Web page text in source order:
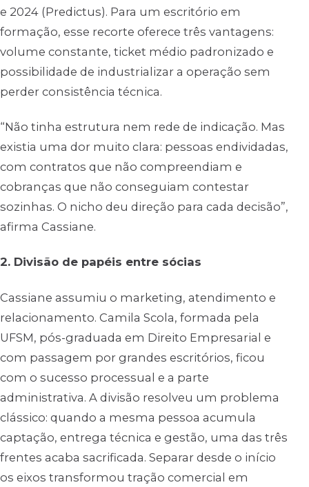
e 2024 (Predictus). Para um escritório em
formação, esse recorte oferece três vantagens:
volume constante, ticket médio padronizado e
possibilidade de industrializar a operação sem
perder consistência técnica.
“Não tinha estrutura nem rede de indicação. Mas
existia uma dor muito clara: pessoas endividadas,
com contratos que não compreendiam e
cobranças que não conseguiam contestar
sozinhas. O nicho deu direção para cada decisão”,
afirma Cassiane.
2. Divisão de papéis entre sócias
Cassiane assumiu o marketing, atendimento e
relacionamento. Camila Scola, formada pela
UFSM, pós-graduada em Direito Empresarial e
com passagem por grandes escritórios, ficou
com o sucesso processual e a parte
administrativa. A divisão resolveu um problema
clássico: quando a mesma pessoa acumula
captação, entrega técnica e gestão, uma das três
frentes acaba sacrificada. Separar desde o início
os eixos transformou tração comercial em